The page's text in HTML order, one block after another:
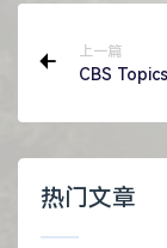
上一篇
CBS
热门文章